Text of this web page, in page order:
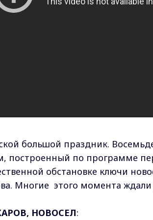
большой праздник.
построенный по программе
обстановке ключи
Многие этого момента ждали
НОВОСЕЛ: